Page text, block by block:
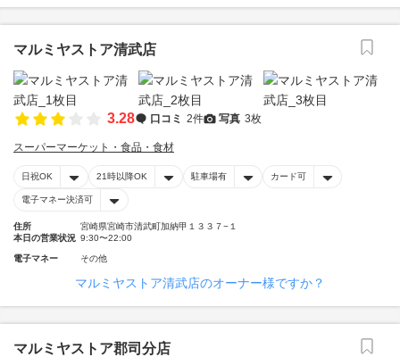
マルミヤストア清武店
3.28 口コミ 2件 写真 3枚
スーパーマーケット・食品・食材
日祝OK 21時以降OK 駐車場有 カード可
電子マネー決済可
住所
宮崎県宮崎市清武町加納甲１３３７−１
本日の営業状況 9:30〜22:00
電子マネー その他
マルミヤストア清武店のオーナー様ですか？
マルミヤストア郡司分店